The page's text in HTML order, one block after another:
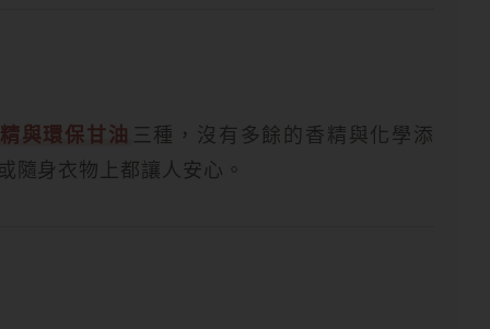
與環保甘油 三種，沒有多餘的香精與化學添
隨身衣物上都讓人安心。